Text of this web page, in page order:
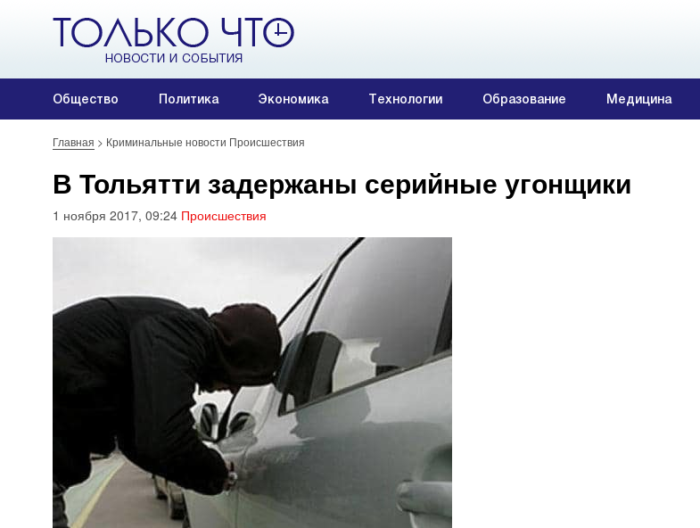
Общество Политика Экономика Технологии Образование Медицина
Главная > Криминальные новости Происшествия
В Тольятти задержаны серийные угонщики
1 ноября 2017, 09:24 Происшествия